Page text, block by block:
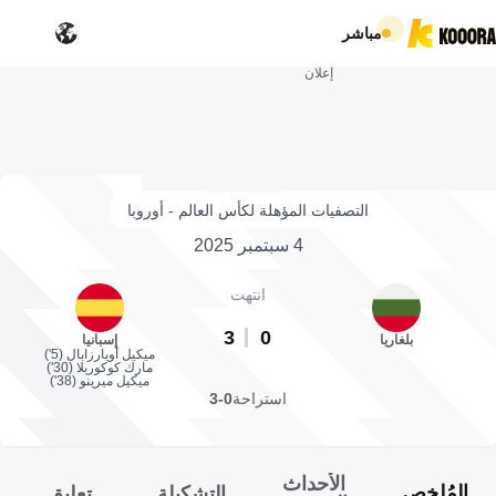
مباشر
إعلان
التصفيات المؤهلة لكأس العالم - أوروبا
4 سبتمبر 2025
بلغاريا
انتهت
0
3
إسبانيا
ميكيل أويارزابال (5')
مارك كوكوريلا (30')
ميكيل ميرينو (38')
استراحة0-3
الأحداث